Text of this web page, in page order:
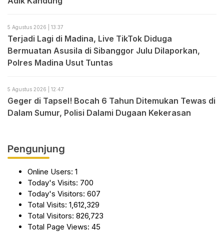
5 Agustus 2026 | 13:37
Terjadi Lagi di Madina, Live TikTok Diduga
Bermuatan Asusila di Sibanggor Julu Dilaporkan,
Polres Madina Usut Tuntas
5 Agustus 2026 | 12:47
Geger di Tapsel! Bocah 6 Tahun Ditemukan Tewas di
Dalam Sumur, Polisi Dalami Dugaan Kekerasan
Pengunjung
Online Users: 1
Today's Visits: 700
Today's Visitors: 607
Total Visits: 1,612,329
Total Visitors: 826,723
Total Page Views: 45